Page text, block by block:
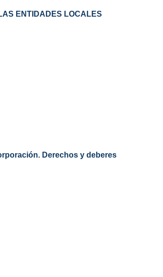
ENTIDADES LOCALES
Derechos y deberes